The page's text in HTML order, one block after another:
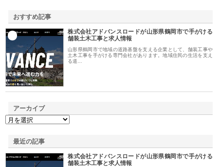
おすすめ記事
株式会社アドバンスロードが山形県鶴岡市で手がける
舗装土木工事と求人情報
山形県鶴岡市で地域の道路基盤を支える企業として、舗装工事や
土木工事を手がける専門会社があります。地域住民の生活を支え
る道…
アーカイブ
最近の記事
株式会社アドバンスロードが山形県鶴岡市で手がける
舗装土木工事と求人情報